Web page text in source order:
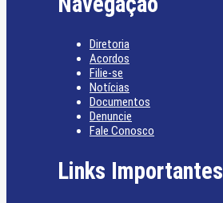
Diretoria
Acordos
Filie-se
Notícias
Documentos
Denuncie
Fale Conosco
Links Importantes